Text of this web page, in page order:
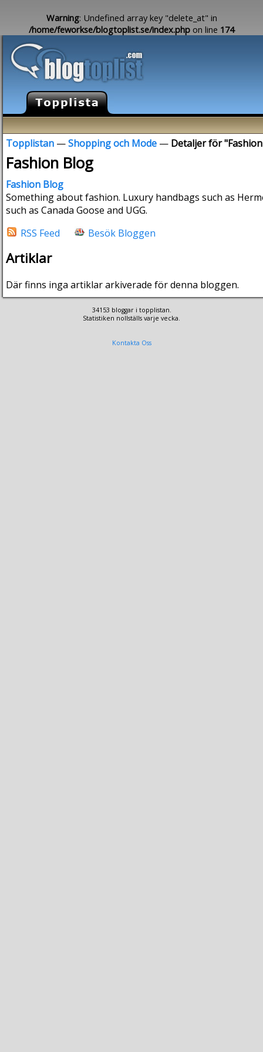
Warning: Undefined array key "delete_at" in
/home/feworkse/blogtoplist.se/index.php on line 174
Topplistan —Shopping och Mode — Detaljer för
Fashion Blog
Fashion Blog
Something about fashion. Luxury handbags such as
such as Canada Goose and UGG.
RSS Feed
Besök Bloggen
Artiklar
Där finns inga artiklar arkiverade för denna bloggen.
34153 bloggar i topplistan.
Statistiken nollställs varje vecka.
Kontakta Oss